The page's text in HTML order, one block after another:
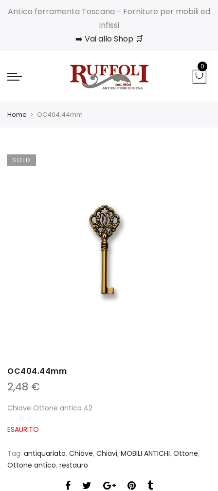
Antica ferramenta Toscana - Forniture per mobili ed
infissi
➡️ Vai allo Shop 🛒
0
Home OC404.44mm
SOLD
OC404.44mm
2,48 €
Chiave Ottone antico 42
ESAURITO
Tag: antiquariato, Chiave, Chiavi, MOBILI ANTICHI, Ottone,
Ottone antico, restauro